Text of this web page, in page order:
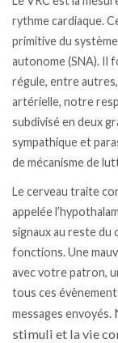
rythme cardiaque.
primitive du
autonome (SNA). Il
régule, entre
artérielle, notre
subdivisé en deux
sympathique et
de mécanisme de
Le cerveau traite
appelée
signaux au reste
fonctions. Une
avec votre patron,
tous ces
messages envoyés.
stimuli et la vie